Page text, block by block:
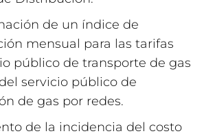
de un índice de
mensual para las tarifas
público de transporte de gas
servicio público de
de gas por redes.
de la incidencia del costo